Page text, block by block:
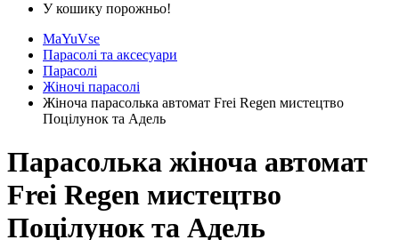
У кошику порожньо!
MaYuVse
Парасолі та аксесуари
Парасолі
Жіночі парасолі
Жіноча парасолька автомат Frei Regen мистецтво
Поцілунок та Адель
Парасолька жіноча автомат
Frei Regen мистецтво
Поцілунок та Адель